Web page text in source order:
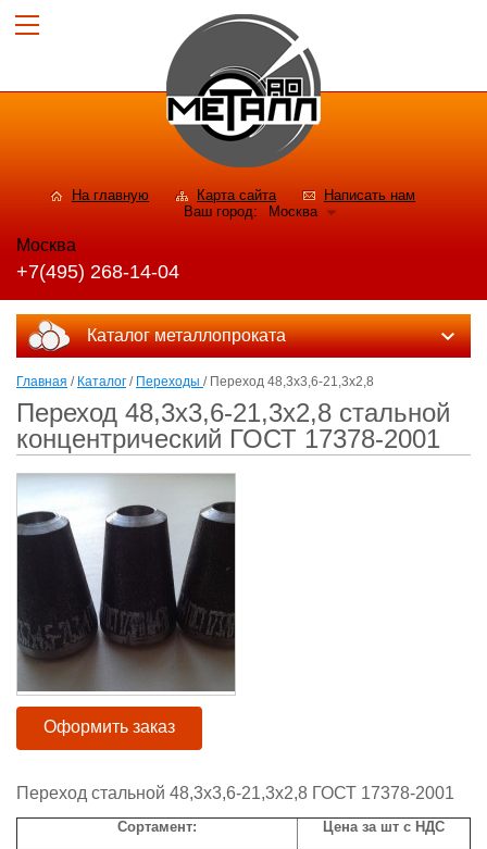
На главную Карта сайта
Написать нам
Ваш город:
Москва
Москва
+7(495) 268-14-04
Каталог металлопроката
Главная / Каталог / Переходы / Переход 48,3x3,6-21,3x2,8
Переход 48,3x3,6-21,3x2,8 стальной
концентрический ГОСТ 17378-2001
Оформить заказ
Переход стальной 48,3x3,6-21,3x2,8 ГОСТ 17378-2001
Сортамент:
Цена за шт с НДС